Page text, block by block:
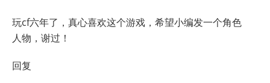
玩cf六年了，真心喜欢这个游戏，希望小编发一个角色
人物，谢过！
回复